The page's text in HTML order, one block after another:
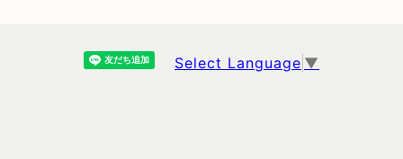
Select Language ▼